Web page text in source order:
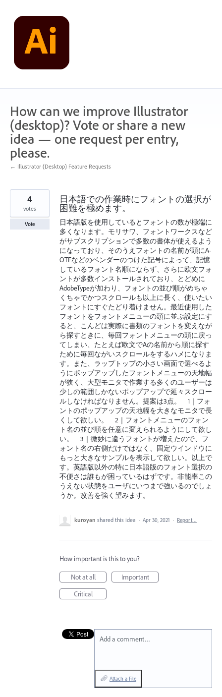
content
How can we improve Illustrator
(desktop)? Vote or share a new
idea — one request per entry,
please.
← Illustrator (Desktop) Feature Requests
日本語での作業時にフォントの選択が
困難を極めます。
日本語版を使用しているとフォントの数が極端に
多くなります。モリサワ、フォントワークスなど
がサブスクリプションで多数の書体が使えるよう
になっており、そのうえフォントの名前が頭にA-
OTFなどのベンダーのつけた記号によって、記憶
しているフォント名順にならず、さらに欧文フォ
ントが多数インストールされており、とどめに
AdobeTypeが加わり、フォントの並び順がめちゃ
くちゃでかつスクロールも以上に長く、使いたい
フォントにすぐたどり着けません。最近使用した
フォントをフォントメニューの頭に並ぶ設定にす
ると、こんどは実際に書類のフォントを変えなが
ら探すときに、毎回フォントメニューの頭に戻っ
てしまい、たとえば欧文でAの名前から順に探す
ために毎回ながいスクロールをするハメになりま
す。また、ラップトップの小さい画面で選べるよ
うにポップアップしたフォントメニューの天地幅
が狭く、大型モニタで作業する多くのユーザーは
少しの範囲しかないポップアップで延々スクロー
ルしなければなりません。提案は3点。 1｜フォ
ントのポップアップの天地幅を大きなモニタで長
くして欲しい。 2｜フォントメニューのフォン
ト名の並び順を任意に変えられるようにして欲し
い。 3｜微妙に違うフォントが増えたので、フ
ォント名の右側だけではなく、固定ウインドウに
もっと大きなサンプルを表示して欲しい。以上で
す。英語版以外の特に日本語版のフォント選択の
不便さは誰もが困っているはずです。非能率この
うえない状態をユーザにいつまで強いるのでしょ
うか。改善を強く望みます。
4
votes
Vote
kuroyan shared this idea · Apr 30, 2021 · Report…
How important is this to you?
Not at all
Important
Critical
Add a comment…
Attach a File